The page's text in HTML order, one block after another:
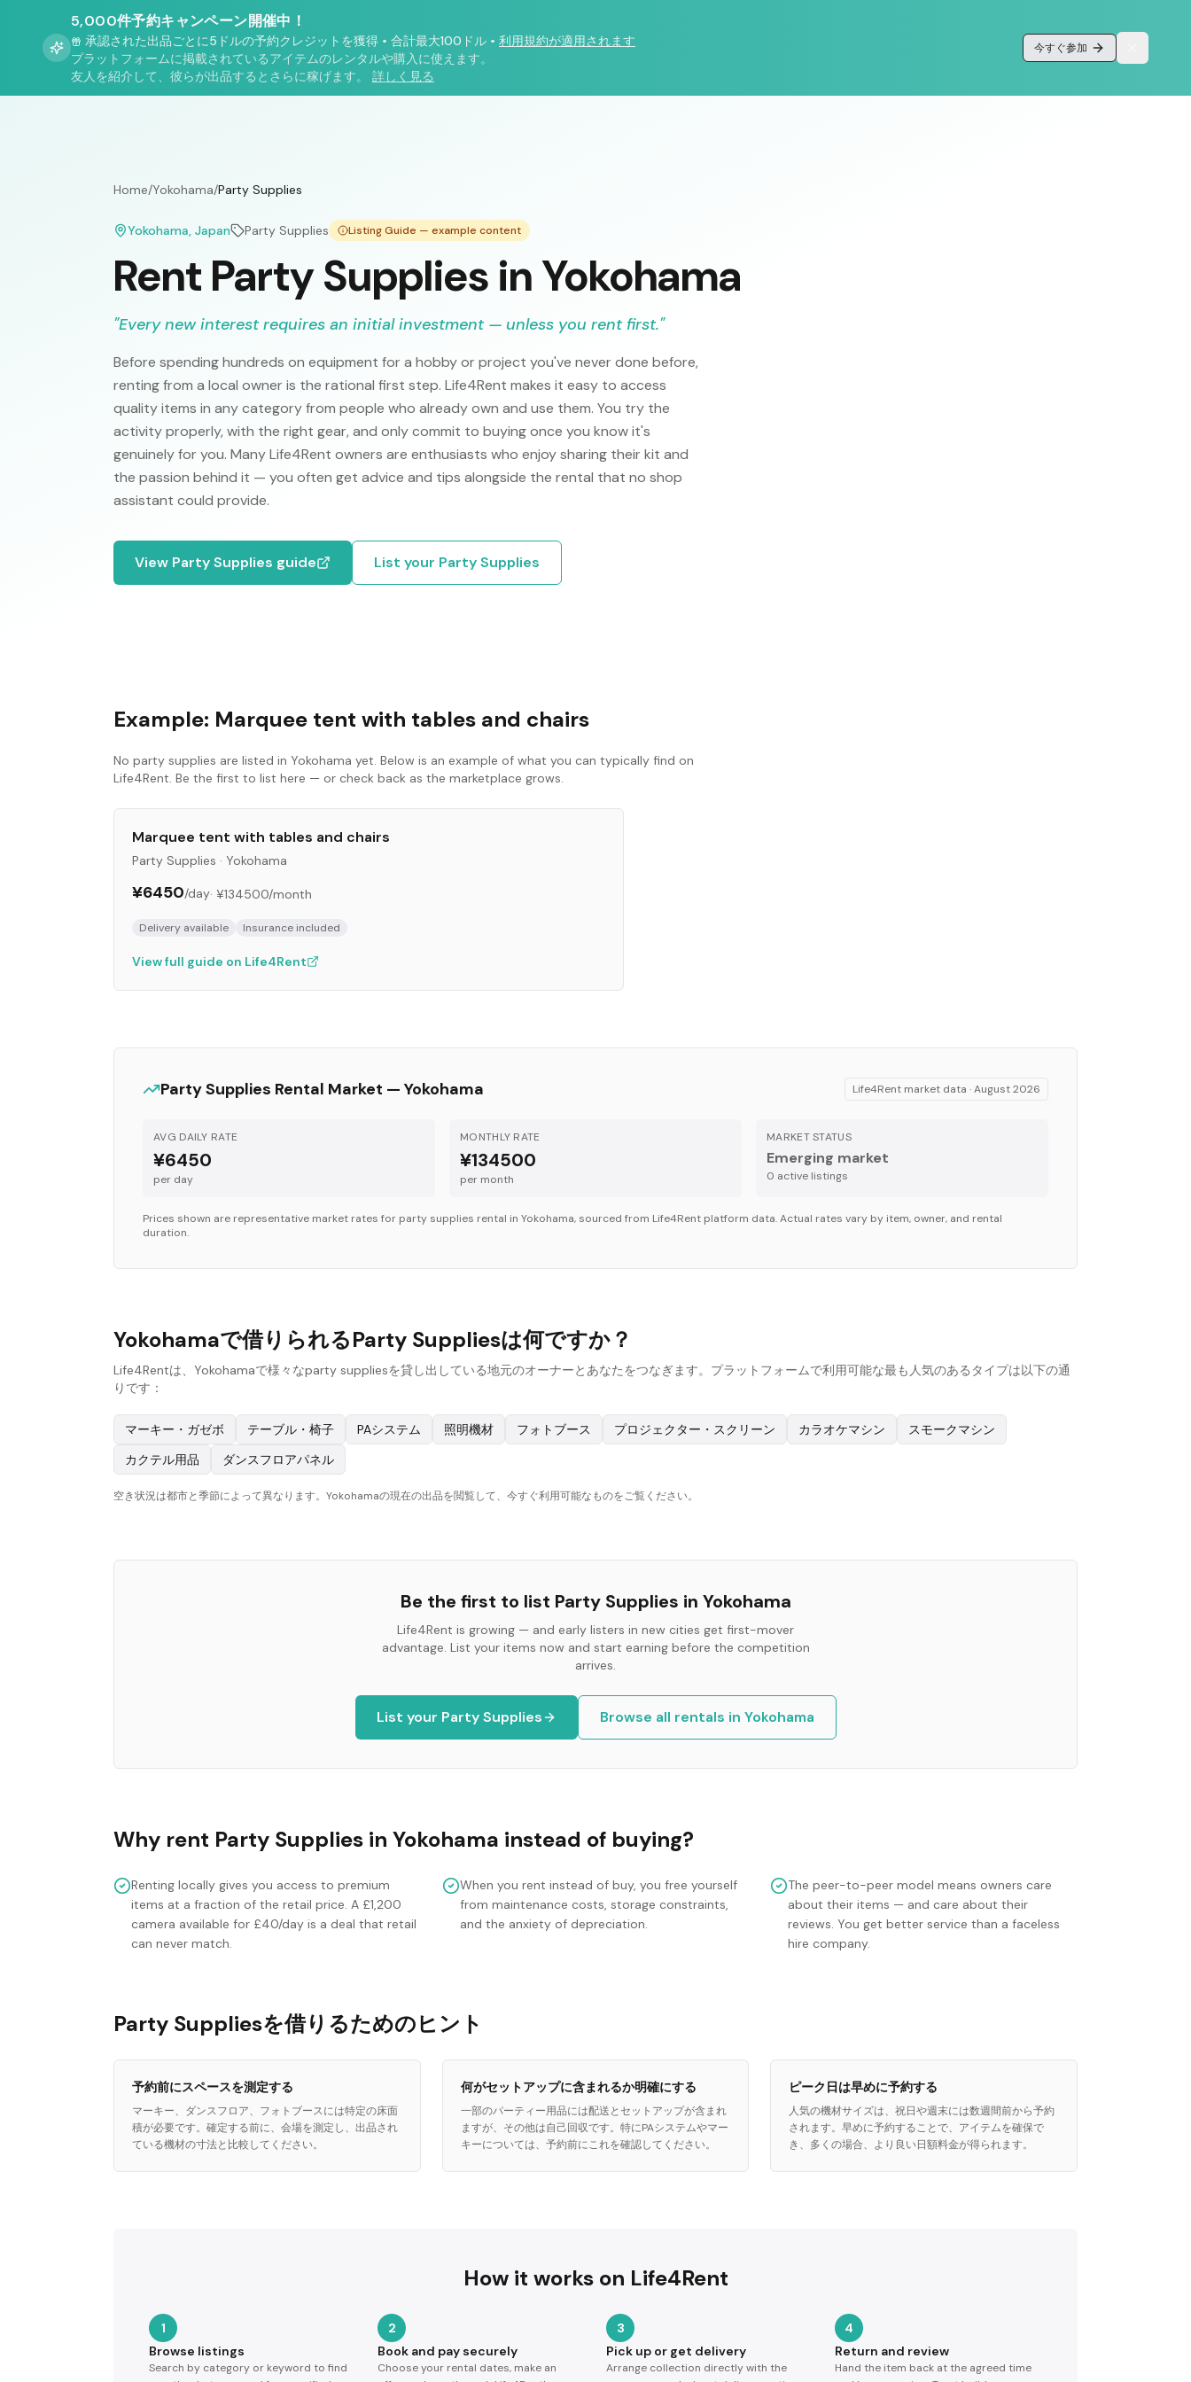
5,000件予約キャンペーン開催中！
承認された出品ごとに5ドルの予約クレジットを獲得 • 合計最大100ドル • 利用規約が適用されます
プラットフォームに掲載されているアイテムのレンタルや購入に使えます。
友人を紹介して、彼らが出品するとさらに稼げます。
詳しく見る
今すぐ参加
Home/Yokohama/Party Supplies
Yokohama, Japan Party Supplies Listing Guide — example content
Rent Party Supplies in Yokohama
"Every new interest requires an initial investment — unless you rent first."
Before spending hundreds on equipment for a hobby or project you've never done before,
renting from a local owner is the rational first step. Life4Rent makes it easy to access
quality items in any category from people who already own and use them. You try the
activity properly, with the right gear, and only commit to buying once you know it's
genuinely for you. Many Life4Rent owners are enthusiasts who enjoy sharing their kit and
the passion behind it — you often get advice and tips alongside the rental that no shop
assistant could provide.
View Party Supplies guide List your Party Supplies
Example: Marquee tent with tables and chairs
No party supplies are listed in Yokohama yet. Below is an example of what you can typically find on
Life4Rent. Be the first to list here — or check back as the marketplace grows.
Marquee tent with tables and chairs
Party Supplies · Yokohama
¥6450/day· ¥134500/month
Delivery available Insurance included
View full guide on Life4Rent
Party Supplies Rental Market — Yokohama Life4Rent market data ·August 2026
AVG DAILY RATE
¥6450
per day
MONTHLY RATE
¥134500
per month
MARKET STATUS
Emerging market
0 active listings
Prices shown are representative market rates for party supplies rental in Yokohama, sourced from Life4Rent platform data. Actual rates vary by item, owner, and rental
duration.
Yokohamaで借りられるParty Suppliesは何ですか？
Life4Rentは、Yokohamaで様々なparty suppliesを貸し出している地元のオーナーとあなたをつなぎます。プラットフォームで利用可能な最も人気のあるタイプは以下の通
りです：
マーキー・ガゼボ テーブル・椅子 PAシステム 照明機材 フォトブース プロジェクター・スクリーン カラオケマシン
スモークマシン
カクテル用品
ダンスフロアパネル
空き状況は都市と季節によって異なります。Yokohamaの現在の出品を閲覧して、今すぐ利用可能なものをご覧ください。
Be the first to list Party Supplies in Yokohama
Life4Rent is growing — and early listers in new cities get first-mover
advantage. List your items now and start earning before the competition
arrives.
List your Party Supplies Browse all rentals in Yokohama
Why rent Party Supplies in Yokohama instead of buying?
Renting locally gives you access to premium
items at a fraction of the retail price. A £1,200
camera available for £40/day is a deal that retail
can never match.
When you rent instead of buy, you free yourself
from maintenance costs, storage constraints,
and the anxiety of depreciation.
The peer-to-peer model means owners care
about their items — and care about their
reviews. You get better service than a faceless
hire company.
Party Suppliesを借りるためのヒント
予約前にスペースを測定する
マーキー、ダンスフロア、フォトブースには特定の床面
積が必要です。確定する前に、会場を測定し、出品され
ている機材の寸法と比較してください。
何がセットアップに含まれるか明確にする
一部のパーティー用品には配送とセットアップが含まれ
ますが、その他は自己回収です。特にPAシステムやマー
キーについては、予約前にこれを確認してください。
ピーク日は早めに予約する
人気の機材サイズは、祝日や週末には数週間前から予約
されます。早めに予約することで、アイテムを確保で
き、多くの場合、より良い日額料金が得られます。
How it works on Life4Rent
1
Browse listings
Search by category or keyword to find
2
Book and pay securely
Choose your rental dates, make an
3
Pick up or get delivery
Arrange collection directly with the
4
Return and review
Hand the item back at the agreed time